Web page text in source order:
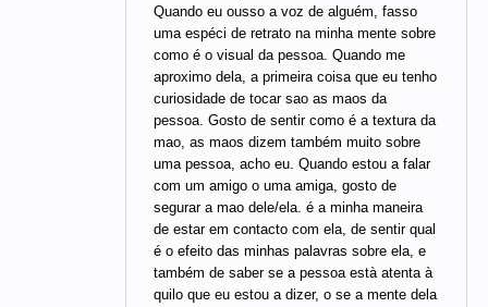
Quando eu ousso a voz de alguém, fasso
uma espéci de retrato na minha mente sobre
como é o visual da pessoa. Quando me
aproximo dela, a primeira coisa que eu tenho
curiosidade de tocar sao as maos da
pessoa. Gosto de sentir como é a textura da
mao, as maos dizem também muito sobre
uma pessoa, acho eu. Quando estou a falar
com um amigo o uma amiga, gosto de
segurar a mao dele/ela. é a minha maneira
de estar em contacto com ela, de sentir qual
é o efeito das minhas palavras sobre ela, e
também de saber se a pessoa està atenta à
quilo que eu estou a dizer, o se a mente dela